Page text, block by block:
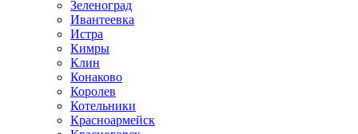
Зеленоград
Ивантеевка
Истра
Кимры
Клин
Конаково
Королев
Котельники
Красноармейск